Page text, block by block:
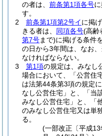
の者は、 前条第1項各号
す。
2
前条第1項第2号イに掲
きる者は、 同項各号(高齢
第7号まで)に掲げる条件
の日から3年間は、なお
なければならない。
3
第1項の規定は、みなし
場合において、「公営住
は法第44条第3項の規定
なし公営住宅」と、「当
みなし公営住宅」と、「
のみなし公営住宅又は単
る。
(一部改正〔平成